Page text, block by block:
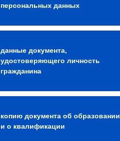
персональных данных
данные документа,
удостоверяющего личность
гражданина
копию документа об образовании
и о квалификации